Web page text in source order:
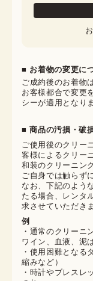
■ お着物の変更に
ご成約後のお着物
お客様都合で変更
シーが適用となり
■ 商品の汚損・破
ご使用後のクリー
客様によるクリー
和装のクリーニン
ご自身では触らず
なお、下記のよう
たる場合、レンタ
求させていただき
例
・通常のクリーニ
ワイン、血液、泥
・使用困難となる
縮みなど）
・時計やブレスレ